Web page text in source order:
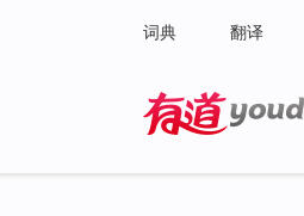
词典 翻译